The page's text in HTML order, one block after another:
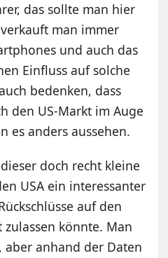
das sollte man hier
man immer
und auch das
Einfluss auf solche
bedenken, dass
den US-Markt im Auge
es anders aussehen.
doch recht kleine
USA ein interessanter
auf den
könnte. Man
anhand der Daten